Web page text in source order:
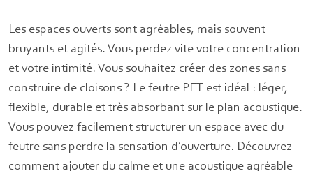
Les espaces ouverts sont agréables, mais souvent
bruyants et agités. Vous perdez vite votre concentration
et votre intimité. Vous souhaitez créer des zones sans
construire de cloisons ? Le feutre PET est idéal : léger,
flexible, durable et très absorbant sur le plan acoustique.
Vous pouvez facilement structurer un espace avec du
feutre sans perdre la sensation d’ouverture. Découvrez
comment ajouter du calme et une acoustique agréable